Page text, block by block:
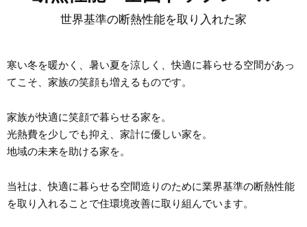
世界基準の断熱性能を取り入れた家
寒い冬を暖かく、暑い夏を涼しく、快適に暮らせる空間があっ
てこそ、家族の笑顔も増えるものです。
家族が快適に笑顔で暮らせる家を。
光熱費を少しでも抑え、家計に優しい家を。
地域の未来を助ける家を。
当社は、快適に暮らせる空間造りのために業界基準の断熱性能
を取り入れることで住環境改善に取り組んでいます。